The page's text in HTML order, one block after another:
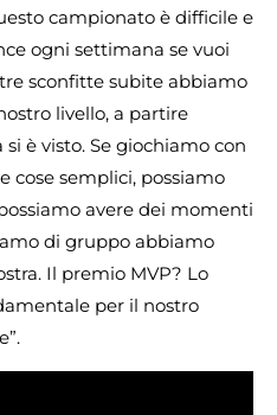
campionato è difficile e
ogni settimana se vuoi
sconfitte subite abbiamo
livello, a partire
è visto. Se giochiamo con
cose semplici, possiamo
avere dei momenti
di gruppo abbiamo
Il premio MVP? Lo
per il nostro